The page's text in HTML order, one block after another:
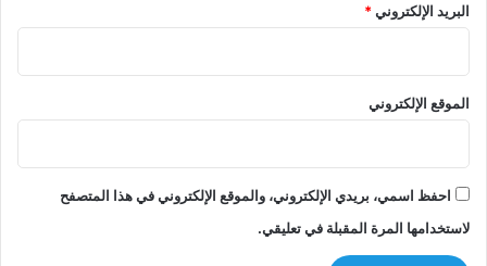
البريد الإلكتروني*
الموقع الإلكتروني
احفظ اسمي، بريدي الإلكتروني، والموقع الإلكتروني في هذا المتصفح
لاستخدامها المرة المقبلة في تعليقي.